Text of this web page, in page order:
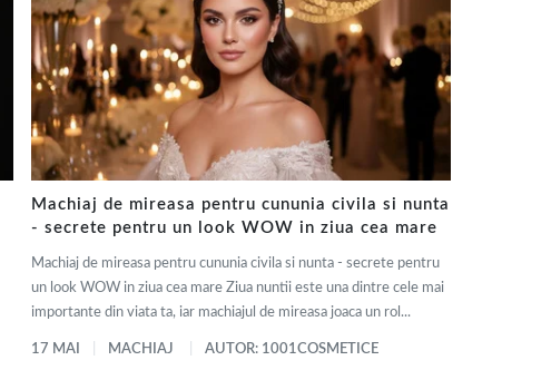
Machiaj de mireasa pentru cununia civila si nunta
- secrete pentru un look WOW in ziua cea mare
Machiaj de mireasa pentru cununia civila si nunta - secrete pentru
un look WOW in ziua cea mare Ziua nuntii este una dintre cele mai
importante din viata ta, iar machiajul de mireasa joaca un rol...
17 MAI MACHIAJ AUTOR: 1001COSMETICE